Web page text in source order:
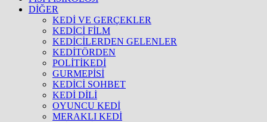
DİĞER
KEDİ VE GERÇEKLER
KEDİCİ FİLM
KEDİCİLERDEN GELENLER
KEDİTÖRDEN
POLİTİKEDİ
GURMEPİSİ
KEDİCİ SOHBET
KEDİ DİLİ
OYUNCU KEDİ
MERAKLI KEDİ